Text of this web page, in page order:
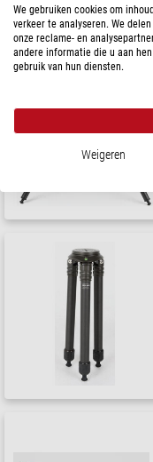
We gebruiken cookies om
verkeer te analyseren. We
onze reclame- en
andere informatie die u aan
gebruik van hun diensten.
Weigeren